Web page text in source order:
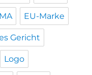
EU-Marke
Gericht
Logo